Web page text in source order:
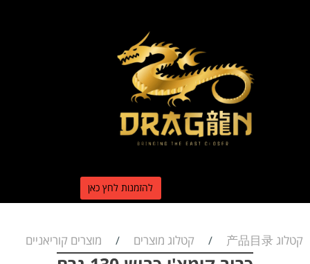
להזמנות לחץ כאן
קטלוג 产品目录 / קטלוג מוצרים / מוצרים קוריאניים